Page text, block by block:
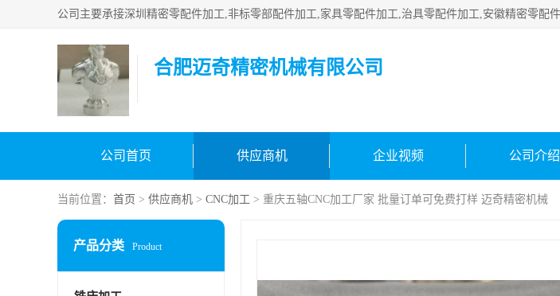
合肥迈奇精密机械有限公司
公司首页 供应商机 企业视频 公司介绍
当前位置： 首页 > 供应商机 > CNC加工 > 重庆五轴CNC加工厂家 批量订单可免费打样 迈奇精密机械
产品分类 Product